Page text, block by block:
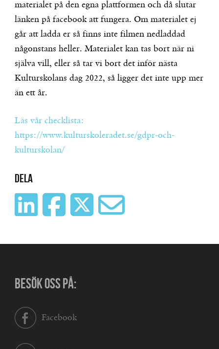
materialet på den egna plattformen och då slutar
länken på facebook att fungera. Om materialet ej
går att ladda er så finns inte filmen nedladdad
någonstans heller. Materialet kan tas bort när ni
själva vill, eller så tar vi bort det inför nästa
Kulturskolans dag 2022, så ligger det inte upp mer
än ett år.
Läs vår checklista:
https://www.kulturskoleradet.se/gdpr-och-
kulturskolan/
Dela
BESÖK OSS PÅ:
Facebook